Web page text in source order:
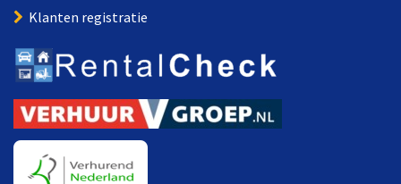
Klanten registratie